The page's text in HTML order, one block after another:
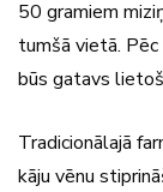
50 gramiem
tumšā vietā.
būs gatavs
Tradicionālajā
kāju vēnu